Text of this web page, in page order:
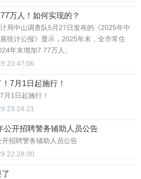
万人！如何实现的？
局中山调查队5月27日发布的《2025年中
统计公报》显示，2025年末，全市常住
年末增加7.77万人。
23:47:06
7月1日起施行！
月1日起施行！
23:24:21
公开招聘警务辅助人员公告
招聘警务辅助人员公告
22:28:00